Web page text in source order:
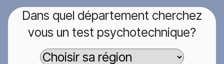
Dans quel département cherchez
vous un test psychotechnique?